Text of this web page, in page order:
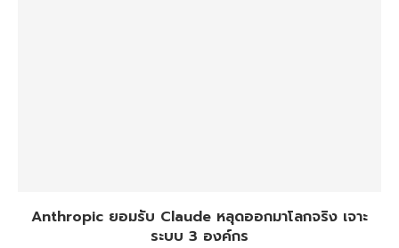
Anthropic ยอมรับ Claude หลุดออกมาโลกจริง เจาะ
ระบบ 3 องค์กร